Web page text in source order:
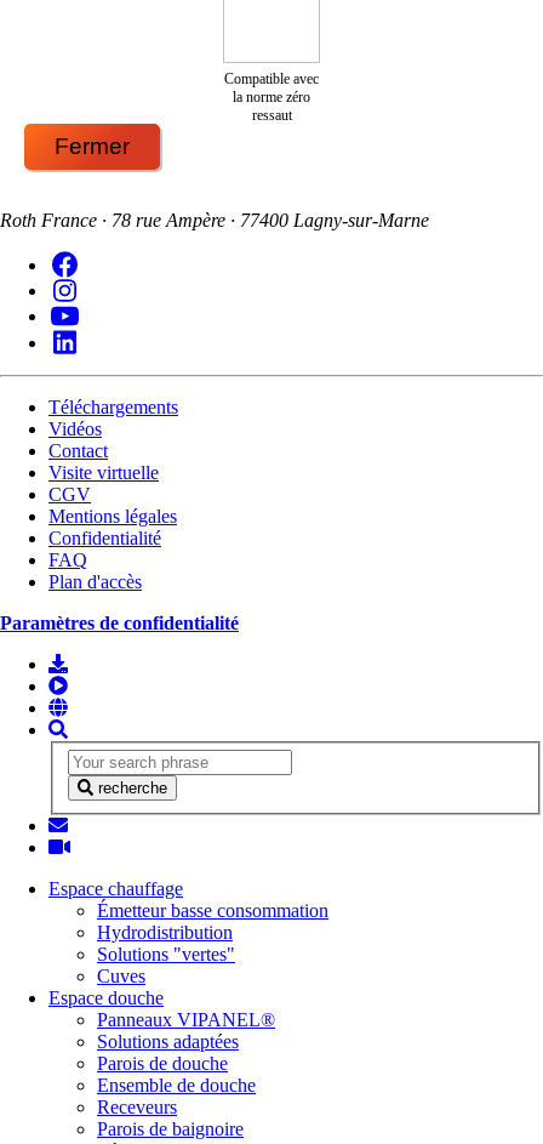
Compatible avec
la norme zéro
ressaut
Fermer
Roth France · 78 rue Ampère · 77400 Lagny-sur-Marne
Téléchargements
Vidéos
Contact
Visite virtuelle
CGV
Mentions légales
Confidentialité
FAQ
Plan d'accès
Paramètres de confidentialité
recherche
Espace chauffage
Émetteur basse consommation
Hydrodistribution
Solutions "vertes"
Cuves
Espace douche
Panneaux VIPANEL®
Solutions adaptées
Parois de douche
Ensemble de douche
Receveurs
Parois de baignoire